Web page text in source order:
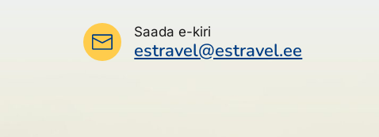
Saada e-kiri
estravel@estravel.ee